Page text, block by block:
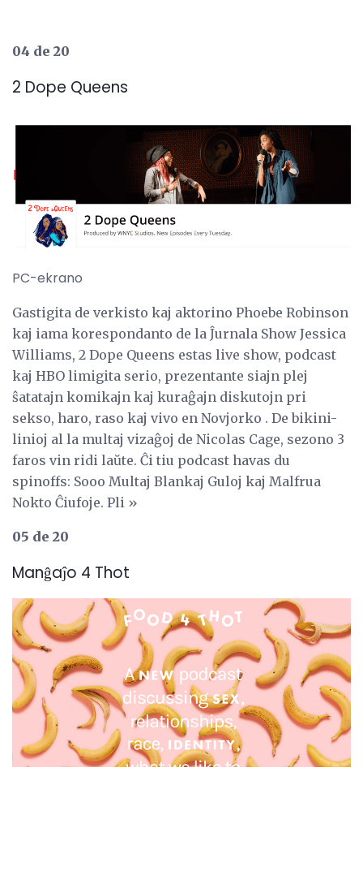
04 de 20
2 Dope Queens
PC-ekrano
Gastigita de verkisto kaj aktorino Phoebe Robinson
kaj iama korespondanto de la Ĵurnala Show Jessica
Williams, 2 Dope Queens estas live show, podcast
kaj HBO limigita serio, prezentante siajn plej
ŝatatajn komikajn kaj kuraĝajn diskutojn pri
sekso, haro, raso kaj vivo en Novjorko . De bikini-
linioj al la multaj vizaĝoj de Nicolas Cage, sezono 3
faros vin ridi laŭte. Ĉi tiu podcast havas du
spinoffs: Sooo Multaj Blankaj Guloj kaj Malfrua
Nokto Ĉiufoje. Pli »
05 de 20
Manĝaĵo 4 Thot